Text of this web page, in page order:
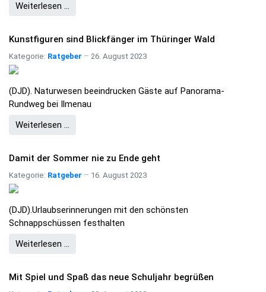
Weiterlesen …
Kunstfiguren sind Blickfänger im Thüringer Wald
Kategorie: Ratgeber 26. August 2023
(DJD). Naturwesen beeindrucken Gäste auf Panorama-
Rundweg bei Ilmenau
Weiterlesen …
Damit der Sommer nie zu Ende geht
Kategorie: Ratgeber 16. August 2023
(DJD).Urlaubserinnerungen mit den schönsten
Schnappschüssen festhalten
Weiterlesen …
Mit Spiel und Spaß das neue Schuljahr begrüßen